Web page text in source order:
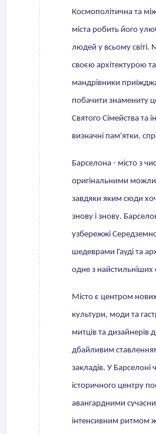
Космополітична та
міста робить його
людей у всьому світі.
своєю архітектурою
мандрівники
побачити знамениту
Святого Сімейства та
визначні пам'ятки,
Барселона - місто з
оригінальними
завдяки яким сюди
знову і знову.
узбережжі
шедеврами Гауді та
одне з найстильніших
Місто є центром нових
культури, моди та
митців та дизайнерів
дбайливим
закладів. У Барселоні
історичного центру
авангардними
інтенсивним ритмом